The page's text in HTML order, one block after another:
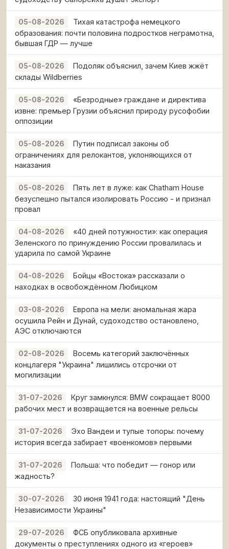
05-08-2026
Тихая катастрофа немецкого
образования: почти половина подростков неграмотна,
бывшая ГДР — лучше
05-08-2026
Подоляк объяснил, зачем Киев жжёт
склады Wildberries
05-08-2026
«Безродные» граждане и директива
извне: премьер Грузии объяснил природу русофобии
оппозиции
05-08-2026
Путин подписал законы об
ограничениях для релокантов, уклоняющихся от
наказания
05-08-2026
Пять лет в луже: как Chatham House
безуспешно пытался изолировать Россию - и признал
провал
04-08-2026
«40 дней потужности»: как операция
Зеленского по принуждению России провалилась и
ударила по самой Украине
04-08-2026
Бойцы «Востока» рассказали о
находках в освобождённом Любицком
03-08-2026
Европа на мели: аномальная жара
осушила Рейн и Дунай, судоходство остановлено,
АЭС отключаются
02-08-2026
Восемь категорий заключённых
концлагеря "Украина" лишились отсрочки от
могилизации
31-07-2026
Круг замкнулся: BMW сокращает 8000
рабочих мест и возвращается на военные рельсы
31-07-2026
Эхо Вандеи и тупые топоры: почему
история всегда забирает «военкомов» первыми
31-07-2026
Польша: что победит — гонор или
жадность?
30-07-2026
30 июня 1941 года: настоящий "День
Независимости Украины"
29-07-2026
ФСБ опубликовала архивные
документы о преступлениях одного из «героев»